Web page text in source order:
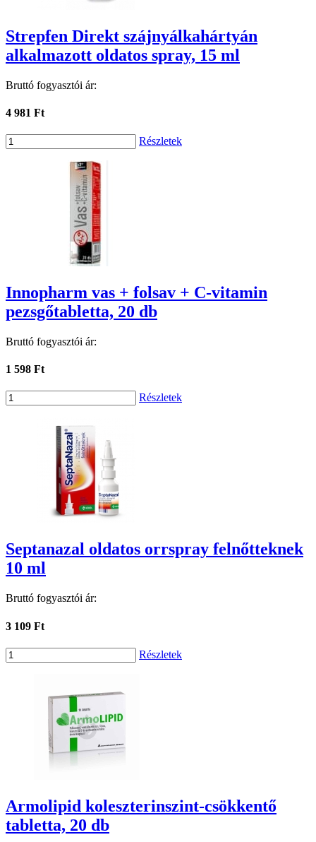
Strepfen Direkt szájnyálkahártyán
alkalmazott oldatos spray, 15 ml
Bruttó fogyasztói ár:
4 981 Ft
Részletek
Innopharm vas + folsav + C-vitamin
pezsgőtabletta, 20 db
Bruttó fogyasztói ár:
1 598 Ft
Részletek
Septanazal oldatos orrspray felnőtteknek
10 ml
Bruttó fogyasztói ár:
3 109 Ft
Részletek
Armolipid koleszterinszint-csökkentő
tabletta, 20 db